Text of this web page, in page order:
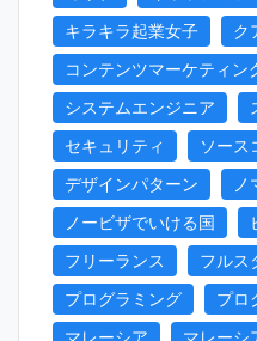
キラキラ起業女子
ク
コンテンツマーケティン
システムエンジニア
セキュリティ
ソース
デザインパターン
ノ
ノービザでいける国
フリーランス
フルス
プログラミング
プロ